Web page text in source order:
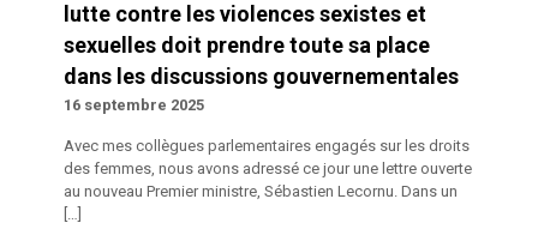
lutte contre les violences sexistes et
sexuelles doit prendre toute sa place
dans les discussions gouvernementales
16 septembre 2025
Avec mes collègues parlementaires engagés sur les droits
des femmes, nous avons adressé ce jour une lettre ouverte
au nouveau Premier ministre, Sébastien Lecornu. Dans un
[…]